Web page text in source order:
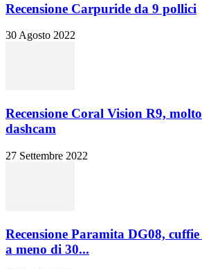
Recensione Carpuride da 9 pollici
30 Agosto 2022
Recensione Coral Vision R9,
dashcam
27 Settembre 2022
Recensione Paramita DG08, cuffie
a meno di 30...